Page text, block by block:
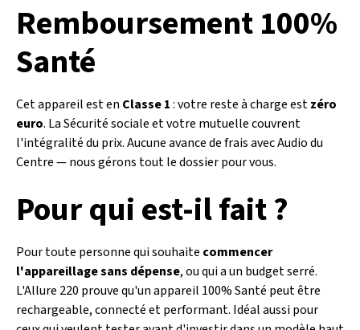
Remboursement 100%
Santé
Cet appareil est en Classe 1: votre reste à charge estzéro
euro. La Sécurité sociale et votre mutuelle couvrent
l'intégralité du prix. Aucune avance de frais avec Audio du
Centre — nous gérons tout le dossier pour vous.
Pour qui est-il fait ?
Pour toute personne qui souhaite commencer
l'appareillage sans dépense, ou qui a un budget serré.
L'Allure 220 prouve qu'un appareil 100% Santé peut être
rechargeable, connecté et performant. Idéal aussi pour